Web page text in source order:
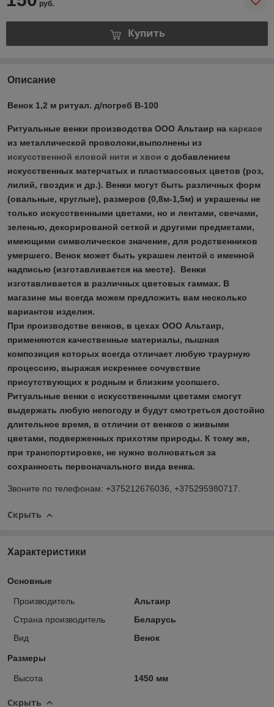
руб.
Купить
Описание
Венок 1,2 м ритуал. д/погреб В-100
Ритуальные венки производства ООО Альтаир на каркасе
из металлической проволоки,выполнены из
искусственной еловой нити и хвои с добавлением
искусственных матерчатых и пластмассовых цветов (роз,
лилий, гвоздик и др.). Венки могут быть различных форм
(овальные, круглые), размеров (0,8м-1,5м) и украшены не
только искусственными цветами, но и лентами, свечами,
зеленью, декорированой сеткой и другими предметами,
имеющими символическое значение, для родственников
умершего. Венок может быть украшен лентой с именной
надписью (изготавливается на месте). Венки
изготавливается в различных цветовых гаммах. В
магазине мы всегда можем предложить вам несколько
вариантов изделия.
При производстве венков, в цехах ООО Альтаир,
применяются качественные материалы, пышная
композиция которых всегда отличает любую траурную
процессию, выражая искреннее сочувствие
присутствующих к родным и близким усопшего.
Ритуальные венки с искусственными цветами смогут
выдержать любую непогоду и будут смотреться достойно
длительное время, в отличии от венков с живыми
цветами, подверженных прихотям природы. К тому же,
при транспортировке, не нужно волноваться за
сохранность первоначального вида венка.
Звоните по телефонам: +375212676036, +375295980717.
Скрыть
Характеристики
Основные
Производитель
Альтаир
Страна производитель
Беларусь
Вид
Венок
Размеры
Высота 1450 мм
Скрыть